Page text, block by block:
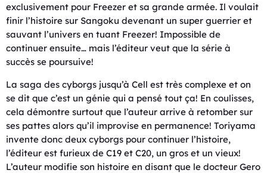
exclusivement pour Freezer et sa grande armée. Il voulait
finir l’histoire sur Sangoku devenant un super guerrier et
sauvant l’univers en tuant Freezer! Impossible de
continuer ensuite… mais l’éditeur veut que la série à
succès se poursuive!
La saga des cyborgs jusqu’à Cell est très complexe et on
se dit que c’est un génie qui a pensé tout ça! En coulisses,
cela démontre surtout que l’auteur arrive à retomber sur
ses pattes alors qu’il improvise en permanence! Toriyama
invente donc deux cyborgs pour continuer l’histoire,
l’éditeur est furieux de C19 et C20, un gros et un vieux!
L’auteur modifie son histoire en disant que le docteur Gero